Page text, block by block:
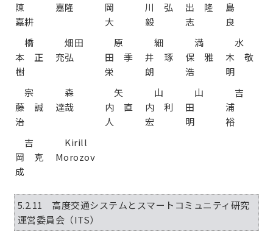
陳
嘉耕
嘉隆
岡
大
川 弘
毅
出 隆
志
島
良
橋
本 正
樹
畑田
充弘
原
田 季
栄
細
井 琢
朗
満
保 雅
浩
水
木 敬
明
宗
藤 誠
治
森
達哉
矢
内 直
人
山
内 利
宏
山
田
明
吉
浦
裕
吉
岡 克
成
Kirill
Morozov
5.2.11 高度交通システムとスマートコミュニティ研究
運営委員会（ITS）